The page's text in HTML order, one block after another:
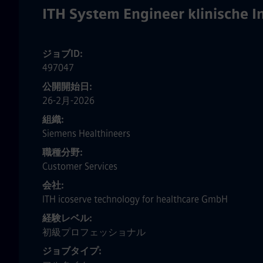
ITH System Engineer klinische
ジョブID
497047
公開開始日
26-2月-2026
組織
Siemens Healthineers
職種分野
Customer Services
会社
ITH icoserve technology for healthcare GmbH
経験レベル
初級プロフェッショナル
ジョブタイプ